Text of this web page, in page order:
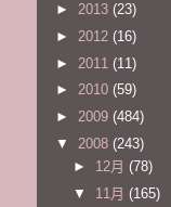
► 2013 (23)
► 2012 (16)
► 2011 (11)
► 2010 (59)
► 2009 (484)
▼ 2008 (243)
► 12月 (78)
▼ 11月 (165)